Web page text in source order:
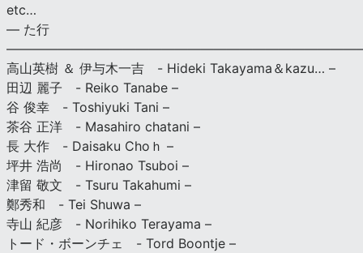
etc…
— た行
高山英樹 ＆ 伊与木一吉 - Hideki Takayama＆kazu… –
田辺 麗子 - Reiko Tanabe –
谷 俊幸 - Toshiyuki Tani –
茶谷 正洋 - Masahiro chatani –
長 大作 - Daisaku Choｈ –
坪井 浩尚 - Hironao Tsuboi –
津留 敬文 - Tsuru Takahumi –
鄭秀和 - Tei Shuwa –
寺山 紀彦 - Norihiko Terayama –
トード・ボーンチェ - Tord Boontje –